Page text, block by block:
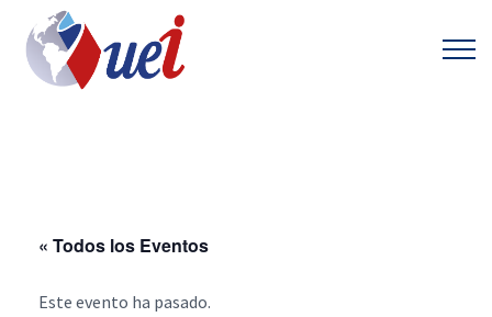
« Todos los Eventos
Este evento ha pasado.